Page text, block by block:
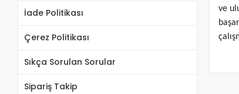
İade Politikası
Çerez Politikası
Sıkça Sorulan Sorular
Sipariş Takip
ve